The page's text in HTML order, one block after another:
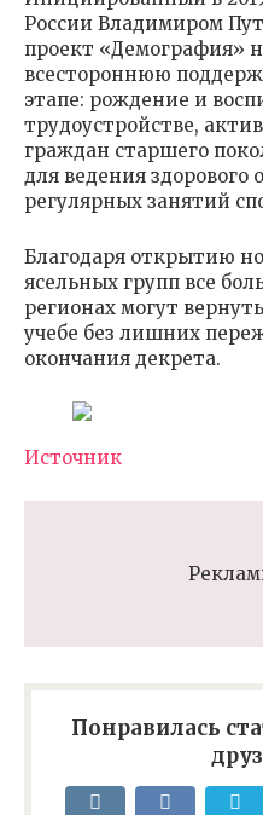
России Владимиром
проект «Демография»
всестороннюю
этапе: рождение и
трудоустройстве,
граждан старшего
для ведения здорового
регулярных занятий
Благодаря открытию
ясельных групп все
регионах могут
учебе без лишних
окончания декрета.
Источник
Понравилась